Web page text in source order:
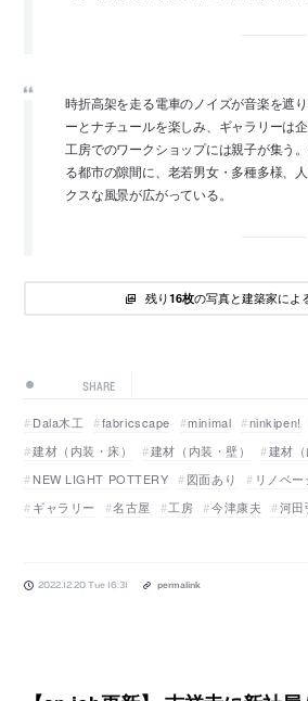
時折高架を走る電車のノイズが音楽を遮
ーとナチュールを楽しみ、ギャラリーは
工房でのワークショップには親子が集う
る都市の隙間に、老若男女・多種多様、
クスな風景が広がっている。
残り16枚の写真と建築家によ
SHARE
Dala木工 fabricscape minimal ninkipen!
建材（内装・床）
建材（内装・壁）
建材（
NEW LIGHT POTTERY
図面あり リノベ
ギャラリー
名古屋 工房 今津康夫 河田
2022.12.20 Tue 16:31 permalink